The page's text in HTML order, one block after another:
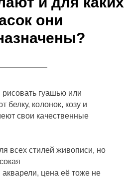
они
гуашью или
белку, колонок, козу и
свои качественные
всех стилей живописи, но
цена её тоже не